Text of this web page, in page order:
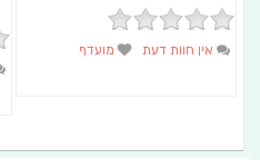
אין חוות דעת מועדף